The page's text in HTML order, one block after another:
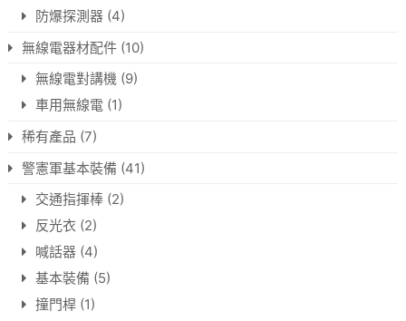
防爆探測器 (4)
無線電器材配件 (10)
無線電對講機 (9)
車用無線電 (1)
稀有產品 (7)
警憲軍基本裝備 (41)
交通指揮棒 (2)
反光衣 (2)
喊話器 (4)
基本裝備 (5)
撞門桿 (1)